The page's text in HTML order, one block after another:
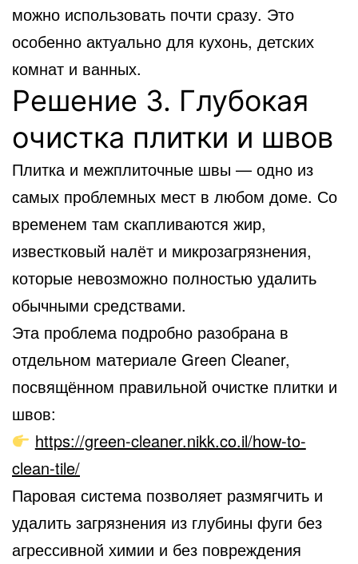
можно использовать почти сразу. Это
особенно актуально для кухонь, детских
комнат и ванных.
Решение 3. Глубокая
очистка плитки и швов
Плитка и межплиточные швы — одно из
самых проблемных мест в любом доме. Со
временем там скапливаются жир,
известковый налёт и микрозагрязнения,
которые невозможно полностью удалить
обычными средствами.
Эта проблема подробно разобрана в
отдельном материале Green Cleaner,
посвящённом правильной очистке плитки и
швов:
https://green-cleaner.nikk.co.il/how-to-
clean-tile/
Паровая система позволяет размягчить и
удалить загрязнения из глубины фуги без
агрессивной химии и без повреждения